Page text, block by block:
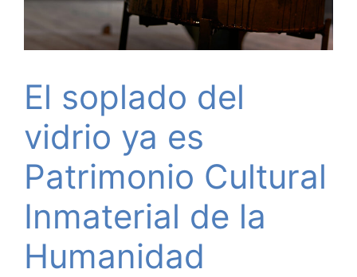
El soplado del
vidrio ya es
Patrimonio Cultural
Inmaterial de la
Humanidad